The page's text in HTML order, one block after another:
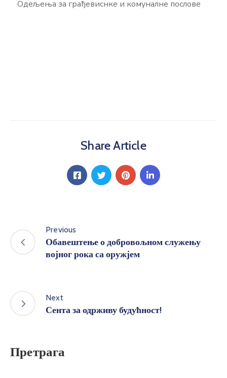
Одељења за грађевиснке и комуналне послове
Share Article
Previous
Обавештење о добровољном служењу
војног рока са оружјем
Next
Сента за одрживу будућност!
Претрага